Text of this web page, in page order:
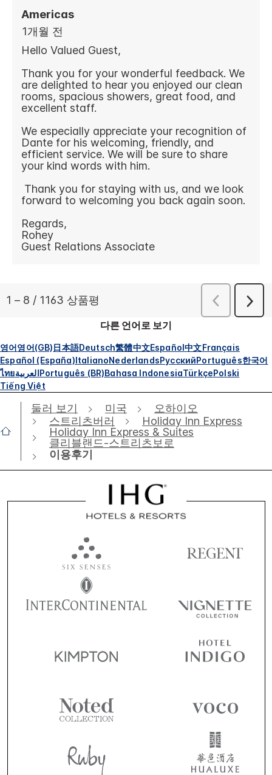
다른 언어로 보기
영어영어(GB)日本語Deutsch繁體中文Español中文Français
Español (España)ItalianoNederlandsРусскийPortuguês한국어
ไทยالعربيةPortuguês (BR)Bahasa IndonesiaTürkçePolski
Tiếng Việt
둘러 보기 미국
오하이오
스트리츠버러
Holiday Inn Express
Holiday Inn Express & Suites
클리블랜드-스트리츠보로
이용후기